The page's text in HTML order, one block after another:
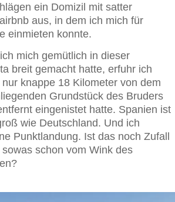
ein Domizil mit satter
aus, in dem ich mich für
einmieten konnte.
mich gemütlich in dieser
breit gemacht hatte, erfuhr ich
knappe 18 Kilometer von dem
Grundstück des Bruders
eingenistet hatte. Spanien ist
wie Deutschland. Und ich
Punktlandung. Ist das noch Zufall
schon vom Wink des